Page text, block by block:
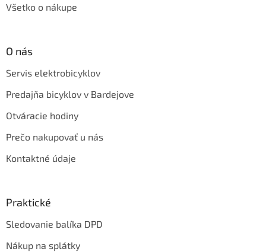
Všetko o nákupe
O nás
Servis elektrobicyklov
Predajňa bicyklov v Bardejove
Otváracie hodiny
Prečo nakupovať u nás
Kontaktné údaje
Praktické
Sledovanie balíka DPD
Nákup na splátky